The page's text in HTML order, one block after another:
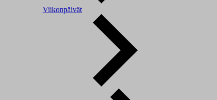
Viikonpäivät